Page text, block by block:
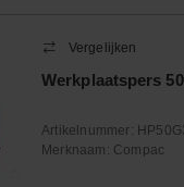
Vergelijken
Werkplaatspers
Artikelnummer:
Merknaam: Compac